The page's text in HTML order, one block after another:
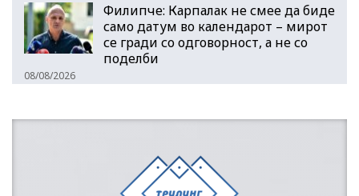
Филипче: Карпалак не смее да биде
само датум во календарот – мирот
се гради со одговорност, а не со
поделби
08/08/2026